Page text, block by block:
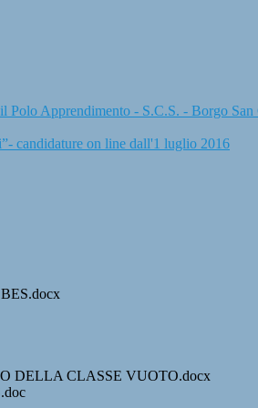
Polo Apprendimento - S.C.S. - Borgo San
candidature on line dall'1 luglio 2016
DELLA CLASSE VUOTO.docx